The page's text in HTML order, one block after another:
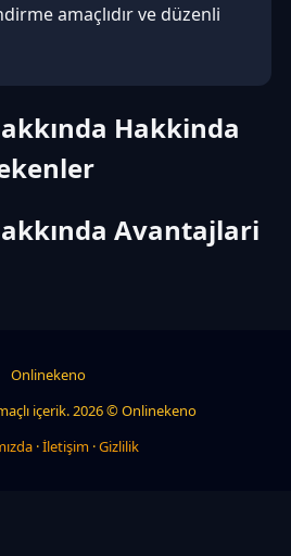
amaçlıdır ve düzenli
Hakkinda
Avantajlari
Onlinekeno
içerik. 2026 © Onlinekeno
·İletişim ·Gizlilik